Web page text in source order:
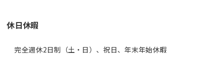
休日休暇
完全週休2日制（土・日）、祝日、年末年始休暇